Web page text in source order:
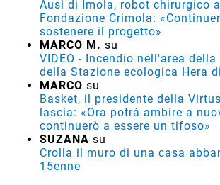
Ausl di Imola, robot chirurgico
Fondazione Crimola:
sostenere il progetto»
MARCO M. su
VIDEO - Incendio nell'area
della Stazione ecologica Hera
MARCO su
Basket, il presidente della
lascia: «Ora potrà ambire a
continuerò a essere un tifoso»
SUZANA su
Crolla il muro di una casa
15enne